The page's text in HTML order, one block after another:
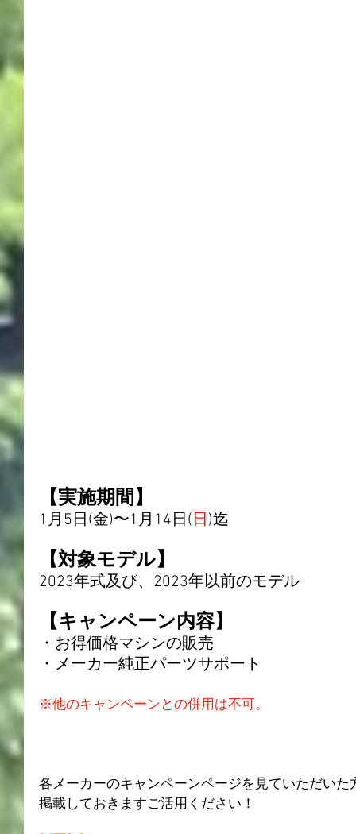
【実施期間】
1月5日(金)〜1月14日( 日 )迄
【対象モデル】
2023年式及び、2023年以前のモデル
【キャンペーン内容】
・お得価格マシンの販売
・メーカー純正パーツサポート
※他のキャンペーンとの併用は不可。
各メーカーのキャンペーンページを見ていただい
掲載しておきますご活用ください！